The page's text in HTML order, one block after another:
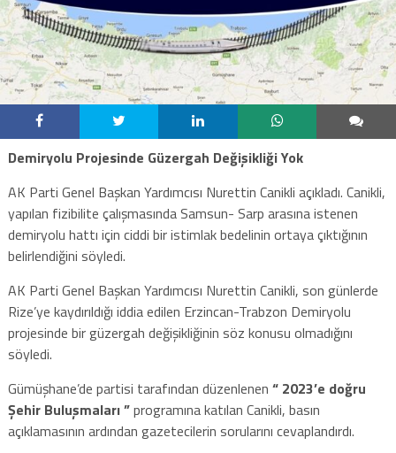
Demiryolu Projesinde Güzergah Değişikliği Yok
AK Parti Genel Başkan Yardımcısı Nurettin Canikli açıkladı. Canikli,
yapılan fizibilite çalışmasında Samsun- Sarp arasına istenen
demiryolu hattı için ciddi bir istimlak bedelinin ortaya çıktığının
belirlendiğini söyledi.
AK Parti Genel Başkan Yardımcısı Nurettin Canikli, son günlerde
Rize’ye kaydırıldığı iddia edilen Erzincan-Trabzon Demiryolu
projesinde bir güzergah değişikliğinin söz konusu olmadığını
söyledi.
Gümüşhane’de partisi tarafından düzenlenen “ 2023’e doğru
Şehir Buluşmaları ”programına katılan Canikli, basın
açıklamasının ardından gazetecilerin sorularını cevaplandırdı.